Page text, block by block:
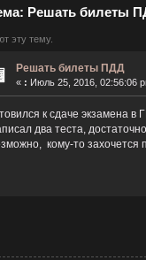
Решать билеты
эту тему.
Решать билеты ПДД
« : Июль 25, 2016, 02:56:06
к сдаче экзамена в
два теста,
кому-то захочется